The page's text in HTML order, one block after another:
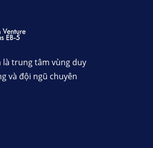
là trung tâm vùng duy
và đội ngũ chuyên